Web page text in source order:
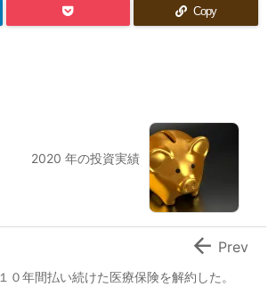
Copy
2020 年の投資実績
１０年間払い続けた医療保険を解約した。
 Prev